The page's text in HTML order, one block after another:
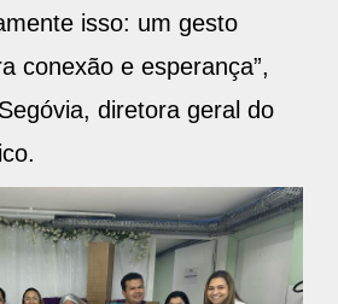
isso: um gesto
conexão e esperança”,
diretora geral do